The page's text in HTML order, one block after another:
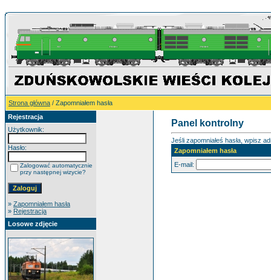
Strona główna / Zapomniałem hasła
Rejestracja
Użytkownik:
Hasło:
Zalogować automatycznie
przy następnej wizycie?
» Zapomniałem hasła
» Rejestracja
Losowe zdjęcie
Panel kontrolny
Jeśli zapomniałeś hasła, wpisz
Zapomniałem hasła
E-mail: